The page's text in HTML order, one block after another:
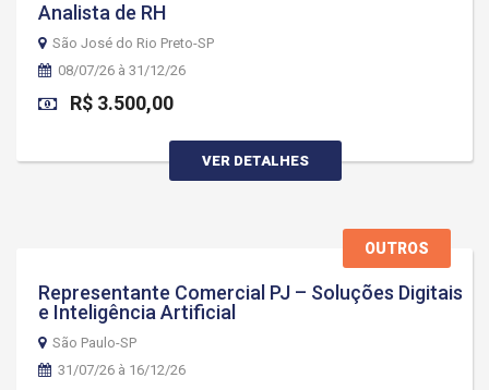
Analista de RH
São José do Rio Preto-SP
08/07/26 à 31/12/26
R$ 3.500,00
VER DETALHES
OUTROS
Representante Comercial PJ – Soluções Digitais
e Inteligência Artificial
São Paulo-SP
31/07/26 à 16/12/26